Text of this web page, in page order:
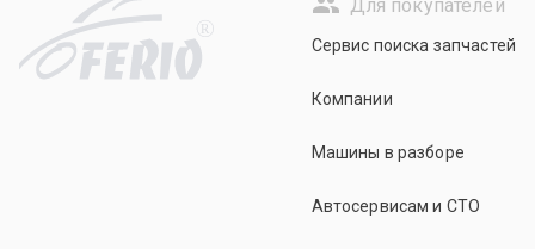
R
Для покупателей
Сервис поиска запчастей
Компании
Машины в разборе
Автосервисам и СТО